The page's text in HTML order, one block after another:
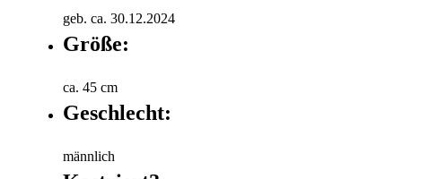
geb. ca. 30.12.2024
Größe:
ca. 45 cm
Geschlecht:
männlich